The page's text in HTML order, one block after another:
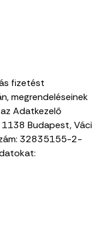
fizetést
megrendeléseinek
Adatkezelő
1138 Budapest, Váci
32835155-2-